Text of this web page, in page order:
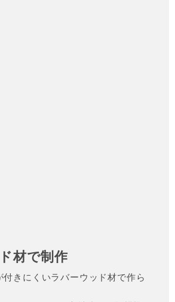
材で制作
きにくいラバーウッド材で作ら